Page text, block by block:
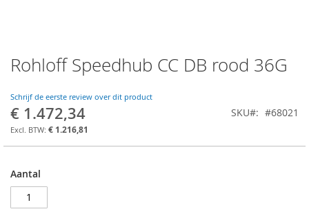
Rohloff Speedhub CC DB rood 36G
Schrijf de eerste review over dit product
€ 1.472,34
€ 1.216,81
SKU #68021
Aantal
Ga
naar
begin
van
de
afbeeldingen-